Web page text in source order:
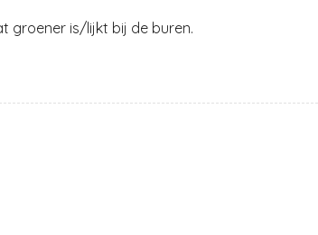
groener is/lijkt bij de buren.